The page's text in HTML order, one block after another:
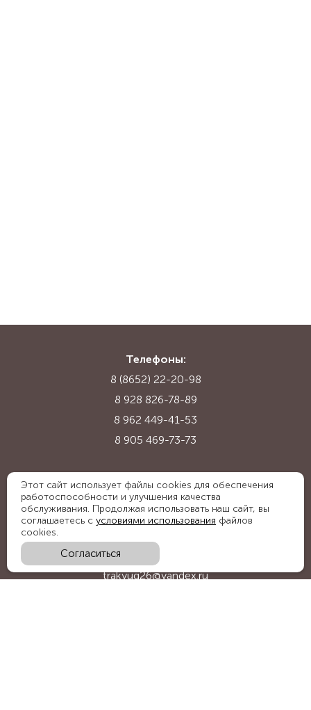
Телефоны:
8 (8652) 22-20-98
8 928 826-78-89
8 962 449-41-53
8 905 469-73-73
Адрес:
Ставропольский край, с. Надежда,
ул. Промышленная, 1Б
trakyug26@yandex.ru
Этот сайт использует файлы cookies для обеспечения
работоспособности и улучшения качества
обслуживания. Продолжая использовать наш сайт, вы
соглашаетесь с условиями использования файлов
cookies.
Согласиться